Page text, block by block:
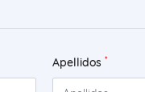
Apellidos *